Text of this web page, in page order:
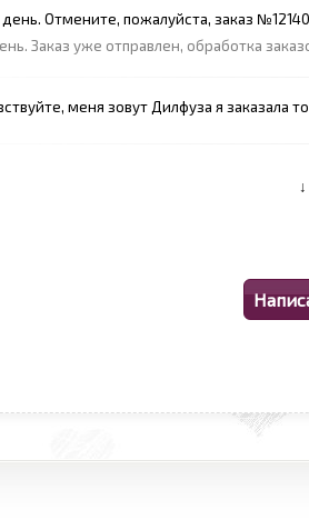
Отмените, пожалуйста, заказ
Заказ уже отправлен, обработка
меня зовут Дилфуза я заказала
↓